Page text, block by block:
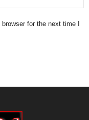
for the next time I